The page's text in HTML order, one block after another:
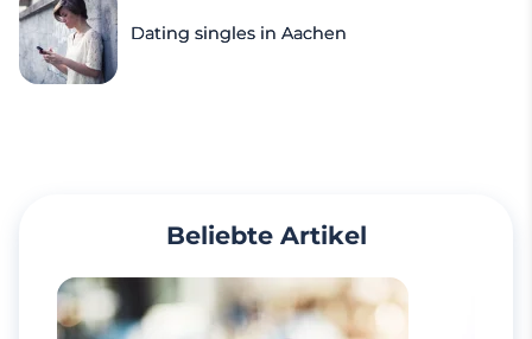
Dating singles in Aachen
Beliebte Artikel